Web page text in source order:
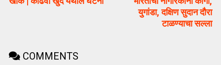
युगांडा, दक्षिण सुदान दौरा
टाळण्याचा सल्ला
COMMENTS